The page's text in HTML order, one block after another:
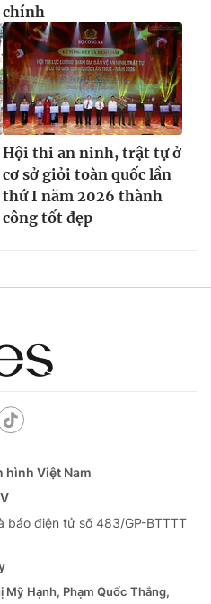
chính
Hội thi an ninh, trật tự ở
cơ sở giỏi toàn quốc lần
thứ I năm 2026 thành
công tốt đẹp
hình Việt Nam
báo điện tử số 483/GP-BTTTT
Mỹ Hạnh, Phạm Quốc Thắng,